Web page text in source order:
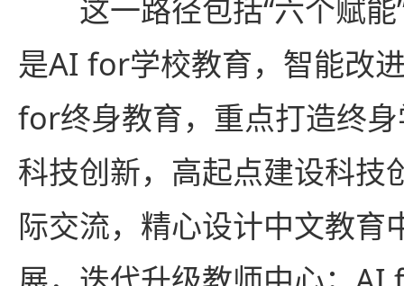
这一路径包括“六个赋能
是AI for学校教育，智能改
for终身教育，重点打造终
科技创新，高起点建设科
际交流，精心设计中文教